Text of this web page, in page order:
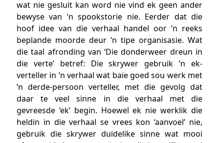
wat nie gesluit kan word nie vind ek geen ander
bewyse van ’n spookstorie nie. Eerder dat die
hoof idee van die verhaal handel oor ’n reeks
beplande moorde deur ’n tipe organisasie. Wat
die taal afronding van ‘Die donderweer dreun in
die verte’ betref: Die skrywer gebruik ’n ek-
verteller in ’n verhaal wat baie goed sou werk met
’n derde-persoon verteller, met die gevolg dat
daar te veel sinne in die verhaal met die
gevreesde ‘ek’ begin. Hoewel ek nie werklik die
heldin in die verhaal se vrees kon ‘aanvoel’ nie,
gebruik die skrywer duidelike sinne wat mooi